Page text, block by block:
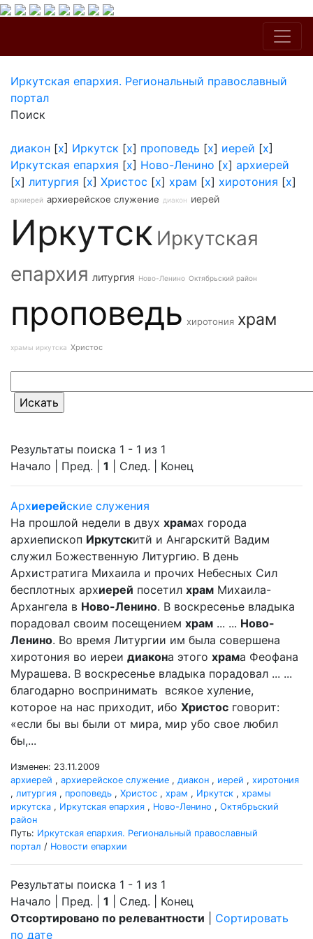
Иркутская епархия. Региональный православный
портал
Поиск
диакон [x] Иркутск [x] проповедь [x] иерей [x]
Иркутская епархия [x] Ново-Ленино [x] архиерей
[x] литургия [x] Христос [x] храм [x] хиротония [x]
архиерей архиерейское служение диакон иерей
Иркутск Иркутская
епархия литургия Ново-Ленино Октябрьский район
проповедь хиротония храм
храмы иркутска Христос
Результаты поиска 1 - 1 из 1
Начало | Пред. | 1 | След. | Конец
Архиерейские служения
На прошлой недели в двух храмах города
архиепископ Иркутскитй и Ангарскитй Вадим
служил Божественную Литургию. В день
Архистратига Михаила и прочих Небесных Сил
бесплотных архиерей посетил храм Михаила-
Архангела в Ново-Ленино. В воскресенье владыка
порадовал своим посещением храм ... ... Ново-
Ленино. Во время Литургии им была совершена
хиротония во иереи диакона этого храма Феофана
Мурашева. В воскресенье владыка порадовал ... ...
благодарно воспринимать всякое хуление,
которое на нас приходит, ибо Христос говорит:
«если бы вы были от мира, мир убо свое любил
бы,...
Изменен: 23.11.2009
архиерей , архиерейское служение , диакон , иерей , хиротония
, литургия , проповедь , Христос , храм , Иркутск , храмы
иркутска , Иркутская епархия , Ново-Ленино , Октябрьский
район
Путь: Иркутская епархия. Региональный православный
портал / Новости епархии
Результаты поиска 1 - 1 из 1
Начало | Пред. | 1 | След. | Конец
Отсортировано по релевантности
Сортировать
по дате